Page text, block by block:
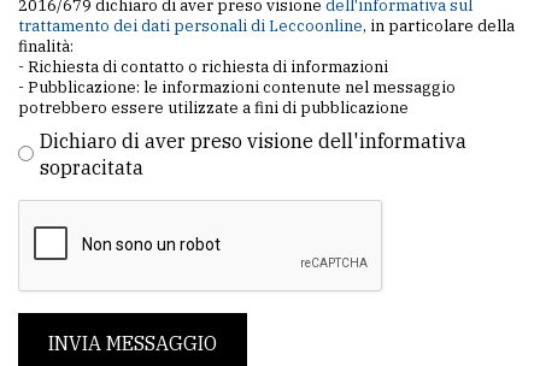
2016/679 dichiaro di aver preso visione dell'informativa sul
trattamento dei dati personali di Leccoonline, in particolare della
finalità:
- Richiesta di contatto o richiesta di informazioni
- Pubblicazione: le informazioni contenute nel messaggio
potrebbero essere utilizzate a fini di pubblicazione
Dichiaro di aver preso visione dell'informativa
sopracitata
INVIA MESSAGGIO